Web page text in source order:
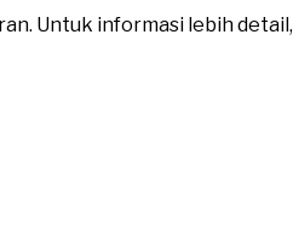
Untuk informasi lebih detail,